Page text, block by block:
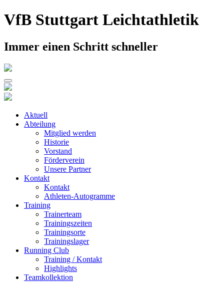
Skip
to
VfB Stuttgart Leichtathletik
Immer einen Schritt schneller
Aktuell
Abteilung
Mitglied werden
Historie
Vorstand
Förderverein
Unsere Partner
Kontakt
Kontakt
Athleten-Autogramme
Training
Trainerteam
Trainingszeiten
Trainingsorte
Trainingslager
Running Club
Training / Kontakt
Highlights
Teamkollektion